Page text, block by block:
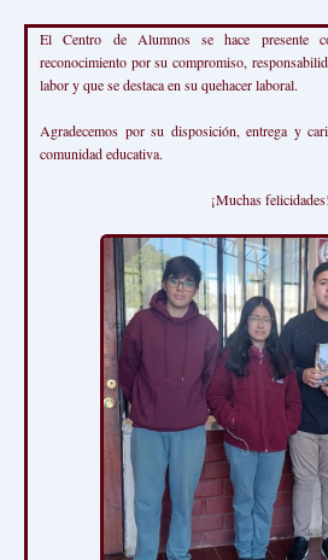
El Centro de Alumnos se hace presente
reconocimiento por su compromiso,
labor y que se destaca en su quehacer laboral.
Agradecemos por su disposición, entrega y
comunidad educativa.
¡Muchas felicidades!